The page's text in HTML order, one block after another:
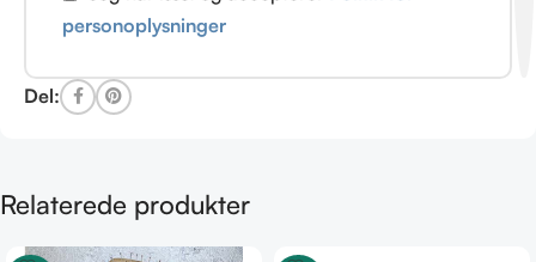
personoplysninger
Del:
Relaterede produkter